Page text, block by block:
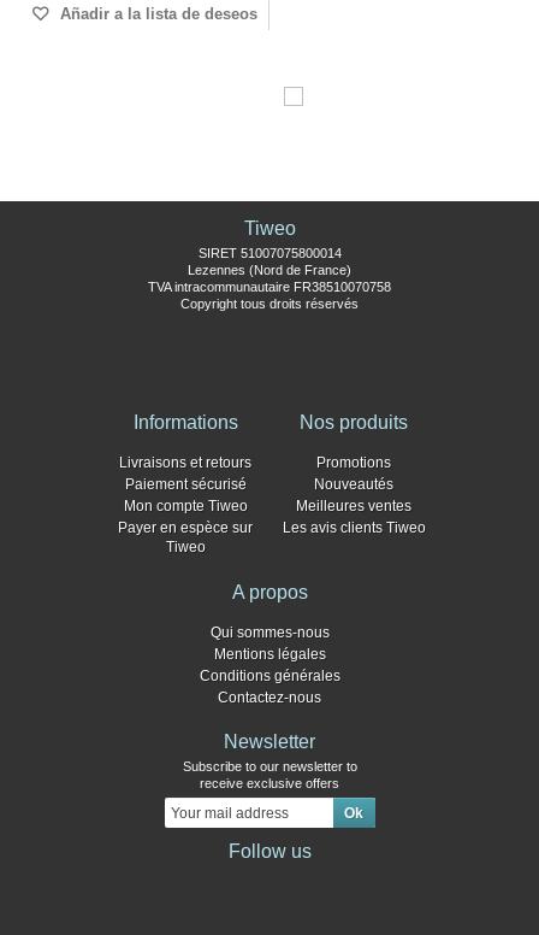
Añadir a la lista de deseos
Tiweo
SIRET 51007075800014
Lezennes (Nord de France)
TVA intracommunautaire FR38510070758
Copyright tous droits réservés
Informations
Livraisons et retours
Paiement sécurisé
Mon compte Tiweo
Payer en espèce sur
Tiweo
Nos produits
Promotions
Nouveautés
Meilleures ventes
Les avis clients Tiweo
A propos
Qui sommes-nous
Mentions légales
Conditions générales
Contactez-nous
Newsletter
Subscribe to our newsletter to
receive exclusive offers
Follow us